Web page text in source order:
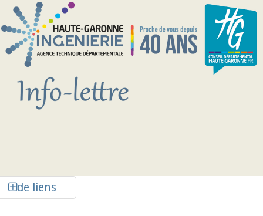
Aller au contenu principal
de liens